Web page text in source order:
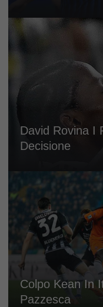
David Rovina I
Decisione
Colpo Kean In
Pazzesca